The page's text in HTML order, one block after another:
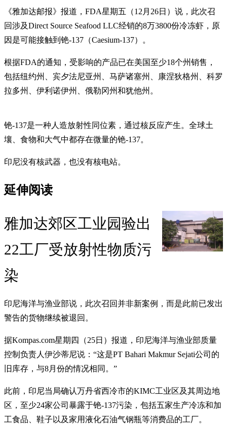
《雅加达邮报》报道，FDA星期五（12月26日）说，此次召
回涉及Direct Source Seafood LLC经销的8万3800份冷冻虾，原
因是可能接触到铯-137（Caesium-137）。
根据FDA的通知，受影响的产品已在美国至少18个州销售，
包括纽约州、宾夕法尼亚州、马萨诸塞州、康涅狄格州、科罗
拉多州、伊利诺伊州、俄勒冈州和犹他州。
铯-137是一种人造放射性同位素，通过核反应产生。全球土
壤、食物和大气中都存在微量的铯-137。
印尼没有核武器，也没有核电站。
延伸阅读
雅加达郊区工业园验出
22工厂受放射性物质污
染
印尼海洋与渔业部说，此次召回并非新案例，而是此前已发出
警告的货物继续被退回。
据Kompas.com星期四（25日）报道，印尼海洋与渔业部质量
控制负责人伊沙蒂尼说：“这是PT Bahari Makmur Sejati公司的
旧库存，与8月份的情况相同。”
此前，印尼当局确认万丹省西冷市的KIMC工业区及其周边地
区，至少24家公司暴露于铯-137污染，包括五家生产冷冻和加
工食品、鞋子以及家用液化石油气钢瓶等消费品的工厂。